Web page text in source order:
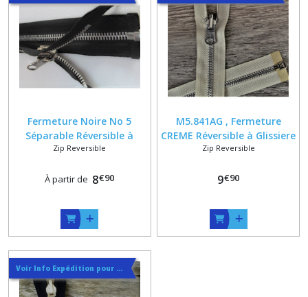
Fermeture Noire No 5
Séparable Réversible à
Glissiere Métallique sur
Zip Reversible
À partir de 8€90
M5.841AG , Fermeture
CREME Réversible à Glissiere
Argentée 6 mm , Longueur
50 55 60 cm
Zip Reversible
9€90
Voir Info Expédition pour Régler les Frais de Port au Meilleur Prix , En haut d'ecran à Droite